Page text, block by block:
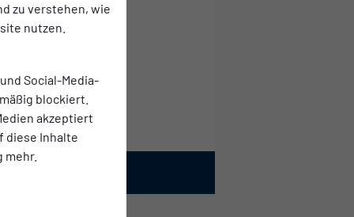
zu verstehen, wie
nutzen.
Social-Media-
blockiert.
akzeptiert
diese Inhalte
mehr.